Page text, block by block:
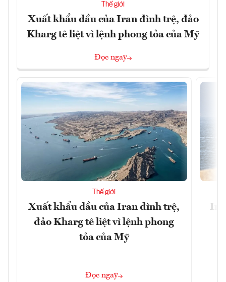
Thế giới
Xuất khẩu dầu của Iran đình trệ, đảo
Kharg tê liệt vì lệnh phong tỏa của Mỹ
Đọc ngay
Thế giới
Xuất khẩu dầu của Iran đình trệ,
đảo Kharg tê liệt vì lệnh phong
tỏa của Mỹ
Đọc ngay